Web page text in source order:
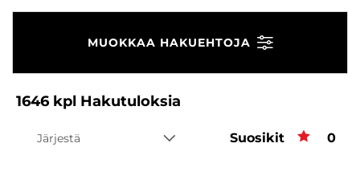
MUOKKAA HAKUEHTOJA
1646 kpl Hakutuloksia
Järjestä Suosikit 0